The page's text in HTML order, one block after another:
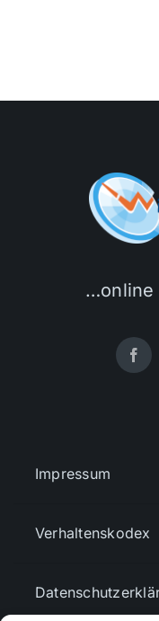
…online
Impressum
Verhaltenskodex